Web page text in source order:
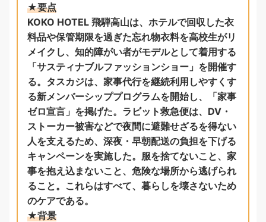
★要点
KOKO HOTEL 飛騨高山は、ホテルで回収した衣
料品や保管期限を過ぎた忘れ物衣料を高校生がリ
メイクし、知的障がい者がモデルとして着用する
「サスティナブルファッションショー」を開催す
る。タスカジは、家事代行を継続利用しやすくす
る新メンバーシッププログラムを開始し、「家事
ゼロ宣言」を掲げた。ラビット救急便は、DV・
ストーカー被害などで夜間に避難せざるを得ない
人を支えるため、深夜・早朝配送の負担を下げる
キャンペーンを実施した。服を捨てないこと、家
事を抱え込まないこと、危険な場所から逃げられ
ること。これらはすべて、暮らしを壊さないため
のケアである。
★背景